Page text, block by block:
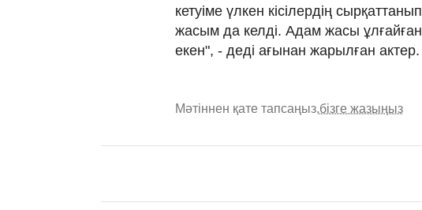
кетуіме үлкен кісілердің
жасым да келді. Адам жасы
екен", - деді ағынан жарылған актер.
Мәтіннен қате тапсаңыз,бізге жазыңыз